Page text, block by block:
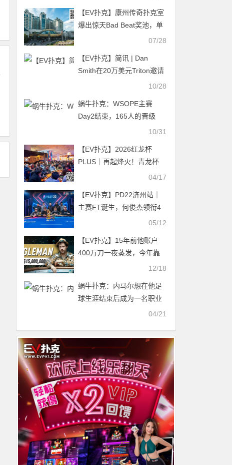
【EV扑克】康州传奇扑克室
爆出惊天Bad Beat奖池，单
07/28
【EV扑克】简讯 | Dan
Smith在20万美元Triton邀请
赛夺冠，Elton Tsang获第三
10/28
蜗牛扑克：WSOPE主赛
Day2结束，165人的晋级
10/31
【EV扑克】2026红龙杯
PLUS｜再起烽火！青龙杯
PLUS首轮A/B组偃旗息鼓，
CL携手44人晋级
04/17
【EV扑克】PD22济州站｜
主赛FT诞生，何俊杰领衔4
名中国选手决战决赛圈；
到QQPK大师赛季军，J
High抓诈成经典！
05/12
【EV扑克】15年前他账户
400万刀一夜蒸发，今年靠
12/18
蜗牛扑克：内马尔想在他足
球生涯结束后成为一名职业
04/21